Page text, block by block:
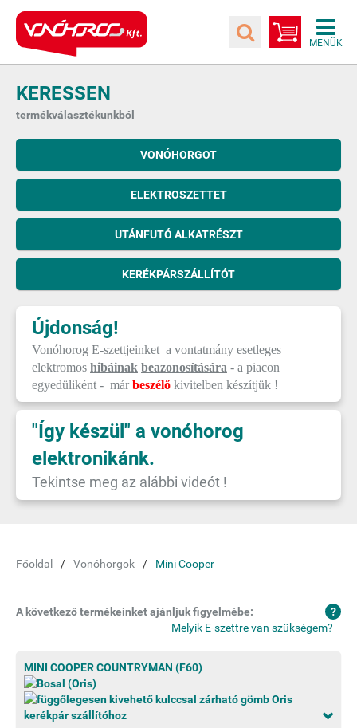
KERESSEN
termékválasztékunkból
VONÓHORGOT
ELEKTROSZETTET
UTÁNFUTÓ ALKATRÉSZT
KERÉKPÁRSZÁLLÍTÓT
Újdonság!
Vonóhorog E-szettjeinket a vontatmány esetleges
elektromos hibáinak beazonosítására - a piacon
egyedüliként - márbeszélő kivitelben készítjük !
"Így készül" a vonóhorog
elektronikánk.
Tekintse meg az alábbi videót !
Főoldal Vonóhorgok Mini Cooper
A következő termékeinket ajánljuk figyelmébe:
Melyik E-szettre van szükségem?
MINI COOPER COUNTRYMAN (F60)